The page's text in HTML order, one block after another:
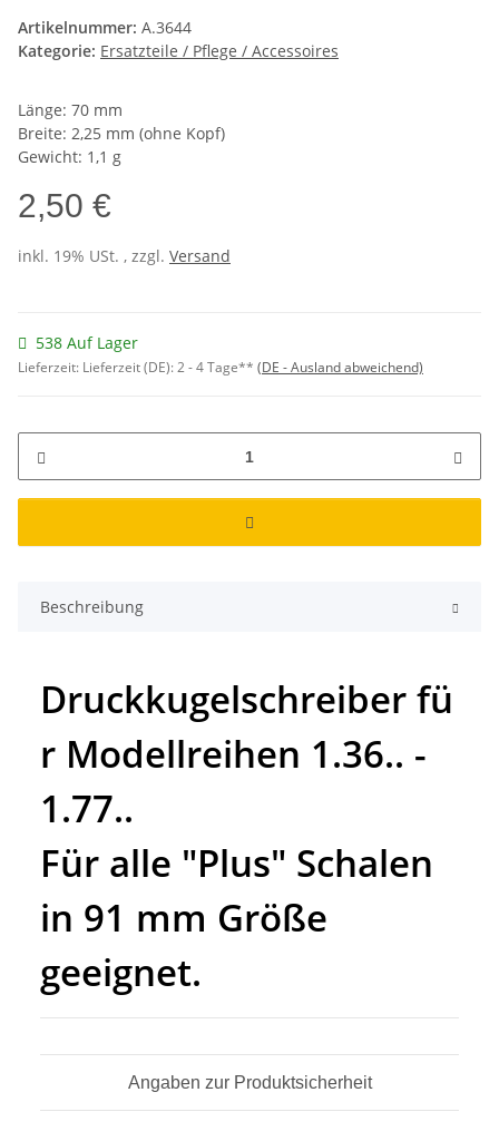
Artikelnummer: A.3644
Kategorie: Ersatzteile / Pflege / Accessoires
Länge: 70 mm
Breite: 2,25 mm (ohne Kopf)
Gewicht: 1,1 g
2,50 €
inkl. 19% USt. , zzgl. Versand
538 Auf Lager
Lieferzeit: Lieferzeit (DE): 2 - 4 Tage** (DE - Ausland abweichend)
Beschreibung
Druckkugelschreiber fü
r Modellreihen 1.36.. -
1.77..
Für alle "Plus" Schalen
in 91 mm Größe
geeignet.
Angaben zur Produktsicherheit